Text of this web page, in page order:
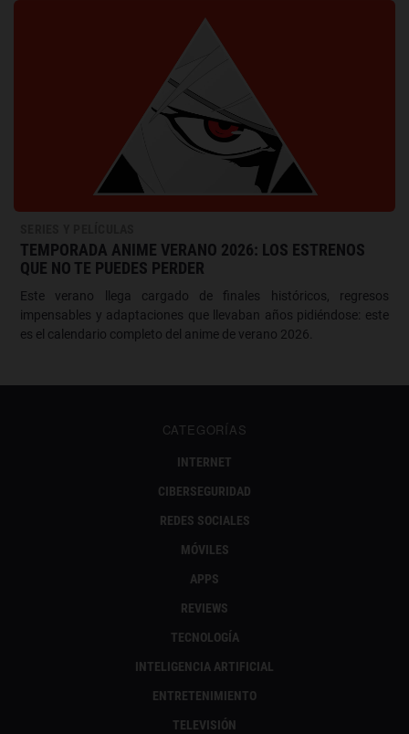
TEMPORADA ANIME VERANO 2026: LOS ESTRENOS
QUE NO TE PUEDES PERDER
Este verano llega cargado de finales históricos, regresos
impensables y adaptaciones que llevaban años pidiéndose: este
es el calendario completo del anime de verano 2026.
CATEGORÍAS
INTERNET
CIBERSEGURIDAD
REDES SOCIALES
MÓVILES
APPS
REVIEWS
TECNOLOGÍA
INTELIGENCIA ARTIFICIAL
ENTRETENIMIENTO
TELEVISIÓN